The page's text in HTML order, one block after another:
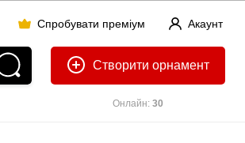
Акаунт
Спробувати преміум
Створити
Онлайн: 30